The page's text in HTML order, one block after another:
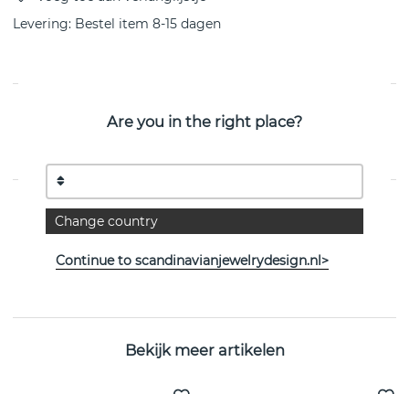
Levering: Bestel item 8-15 dagen
PRODUCTOMSCHRIJVING
EIGENSCHAPPEN
Bekijk meer artikelen
Are you in the right place?
Change country
Continue to scandinavianjewelrydesign.nl>